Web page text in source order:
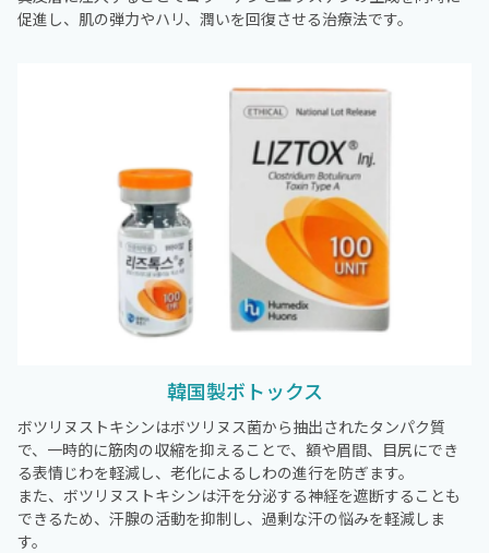
促進し、肌の弾力やハリ、潤いを回復させる治療法です。
韓国製ボトックス
ボツリヌストキシンはボツリヌス菌から抽出されたタンパク質
で、一時的に筋肉の収縮を抑えることで、額や眉間、目尻にでき
る表情じわを軽減し、老化によるしわの進行を防ぎます。
また、ボツリヌストキシンは汗を分泌する神経を遮断することも
できるため、汗腺の活動を抑制し、過剰な汗の悩みを軽減しま
す。